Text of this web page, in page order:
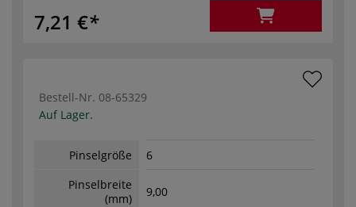
7,21 €
Bestell-Nr. 08-65329
Auf Lager.
Pinselgröße
6
Pinselbreite
(mm)
9,00